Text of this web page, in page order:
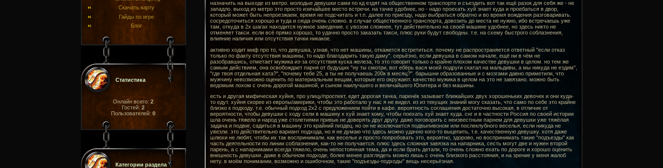
Скачать карту
Гайды по игре
Блог
Статистика
Онлайн всего: 2
Гостей: 2
Пользователей: 0
Категории раздела
назначить на выходе из метро. молодые девушки сами по кд ездят на общественном транспорте и съездить вот так ещё разок для себя же - не
западло. выход из метро это просто изичайшее место встречи. на тачке удобнее, но - надо проехать хуй знает куда и проебаться в двор,
который может быть непроезжаем, время не подсчитать и т.п. далее по приезду, надо выбраться обратно и во время вождения разговаривать.
сосредоточиться хорошо и туда и сюда очень сложно. в случае общественного транспорта, довозить до места не нужно, ибо встречаешь уже
там, откуда в 2х шагах находится нужное заведение. с увозом сложнее, тут действительно на своей машине удобнее, но здесь никто не
отменяет такси. если всё прямо хорошо, то удачно просто заказать такси, плюс руки будут свободны. т.е. на схему быстрого соблазнения,
влияние наличия или отсутствия тачки никакое.
активно ходит миф про то, что девушка, узнав, что нет машины, откажется встретиться. почему не распространяется ответный "если отказ
только по факту отсутствия машины, то надо благодарить такую даму". серьёзно, если девушка в самом начале, ещё ни в чём не
разобравшись, отметает мужика из-за отсутствия куска железа, то это говорит только о крайне плохом качестве девушки в целом. но тем же
самым действием, она освобождает парня от будущих "ну ты смотри, вот ебёрь вася моей подруги скатал на мальдивы, а мы никуда не ездим",
"где твоя отдельная хата?", "почему тебе 25, а ты не получаешь 200к в месяц?". барышни образованные и с мозгами давно приметили, что
мужчину невозможно оценить по материальным вещам, которые его окружают. качество мужика в целом на это не завязано. можно быть
ведомым лохом с очень дорогой машиной, и сыном наилучшего и величайшего Юпитера и без машины.
есть и другая мифическая хуйня, про улицу/проспект, едет дорогая тачка, паренёк зазывает ближайших двух хорошеньких девочек и они куда-
то едут. хуйня скорее из европы/америки, чтобы это работало у нас я не видел. из из текущих знаний могу сказать, что само по себе это крайне
близко к подходу. т.е. обычный подход 2х2 с предложением пойти в кафе. вероятность соглашения достаточно высокая, в отличие от
вероятности, чтобы девушки с ходу сели в машину к хуй знает кому, чтобы поехать хуй знает куда. снг и в частности Россия по своей истории
шла очень тяжело и народ уже столетиями привык не доверять друг другу. даже поговорить с неизвестным парнем для девушки уже тяжёлая
задача и подвиг, садиться в машину это крайний пиздец. но он не исключается подвыпивоном или послеклубного веселья, если никуда не
увезли. это действительно вариант подхода, но я не думаю что здесь можно удачно кого-то выцепить, т.е. качественную девушку. хотя даже
шлюхи не любят, чтобы их так воспринимали. как веселье и просто попробовать это, вероятно, здорово, но воспринимать такие "подъезды" как
часть деятельности по линии соблазнения, как-то не получается. плюс здесь сложная завязка на напарника, сесть могут две и нужен второй
парень, а с напарниками всегда тяжело, очень непостоянная тема, да и если брать детали, то очень сложно ехать по дороге и хорошо оценить
внешность девушки. даже в обычном подходе, более менее разглядеть можно лишь с очень близкого расстояния, и на зрение у меня жалоб
нету. в моём понимании, возможно и ошибочном, такие "подъезды-подходы" вещь несерьёзная.